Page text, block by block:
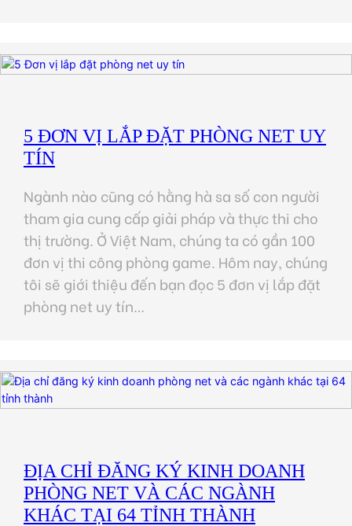
5 ĐƠN VỊ LẮP ĐẶT PHÒNG NET UY
TÍN
Ngành nào cũng có hằng hà sa số con người
tham gia cung cấp giải pháp và thực thi cho
thị trường. Ở Việt Nam, chúng ta có gần 100
đơn vị thi công phòng game. Hôm nay, chúng
tôi sẽ giới thiệu đến bạn đọc 5 đơn vị lắp đặt
phòng net uy tín…
ĐỊA CHỈ ĐĂNG KÝ KINH DOANH
PHÒNG NET VÀ CÁC NGÀNH
KHÁC TẠI 64 TỈNH THÀNH